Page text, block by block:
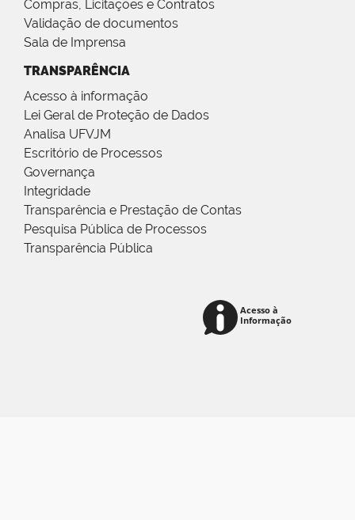
Compras, Licitações e Contratos
Validação de documentos
Sala de Imprensa
TRANSPARÊNCIA
Acesso à informação
Lei Geral de Proteção de Dados
Analisa UFVJM
Escritório de Processos
Governança
Integridade
Transparência e Prestação de Contas
Pesquisa Pública de Processos
Transparência Pública